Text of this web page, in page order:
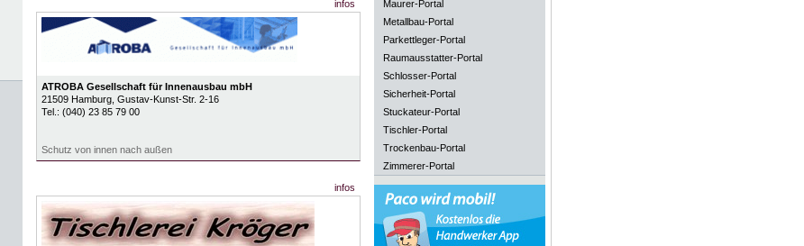
infos
ATROBA Gesellschaft für Innenausbau mbH
21509 Hamburg, Gustav-Kunst-Str. 2-16
Tel.: (040) 23 85 79 00
Schutz von innen nach außen
infos
Maurer-Portal
Metallbau-Portal
Parkettleger-Portal
Raumausstatter-Portal
Schlosser-Portal
Sicherheit-Portal
Stuckateur-Portal
Tischler-Portal
Trockenbau-Portal
Zimmerer-Portal